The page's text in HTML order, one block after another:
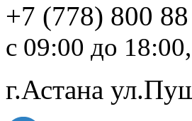
+7 (778) 800
с 09:00 до
г.Астана